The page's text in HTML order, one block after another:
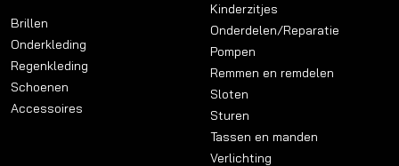
Brillen
Onderkleding
Regenkleding
Schoenen
Accessoires
Kinderzitjes
Onderdelen/Reparatie
Pompen
Remmen en remdelen
Sloten
Sturen
Tassen en manden
Verlichting